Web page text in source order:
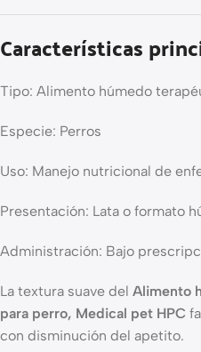
Características
Tipo: Alimento húmedo
Especie: Perros
Uso: Manejo nutricional de
Presentación: Lata o formato
Administración: Bajo
La textura suave del Alimento
para perro, Medical pet HPC
con disminución del apetito.